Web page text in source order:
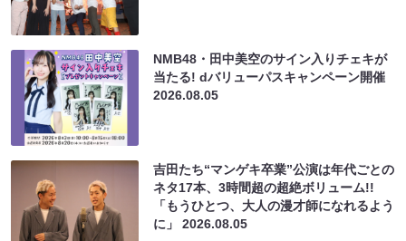
NMB48・田中美空のサイン入りチェキが
当たる! dバリューパスキャンペーン開催
2026.08.05
吉田たち“マンゲキ卒業”公演は年代ごとの
ネタ17本、3時間超の超絶ボリューム!!
「もうひとつ、大人の漫才師になれるよう
に」2026.08.05